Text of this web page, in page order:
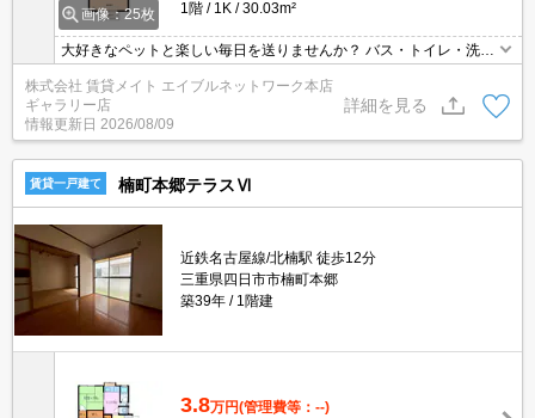
画像：25枚 1階 1K 30.03m²
大好きなペットと楽しい毎日を送りませんか？ バス・トイレ・洗面
セパレートタイプです！お風呂をゆっくり使いたい方にオススメ★
株式会社 賃貸メイト エイブルネットワーク本店
ギャラリー店
情報更新日 2026/08/09
詳細を見る
賃貸一戸建て 楠町本郷テラスⅥ
近鉄名古屋線/北楠駅 徒歩12分
三重県四日市市楠町本郷
築39年
1階建
3.8万円(管理費等：--)